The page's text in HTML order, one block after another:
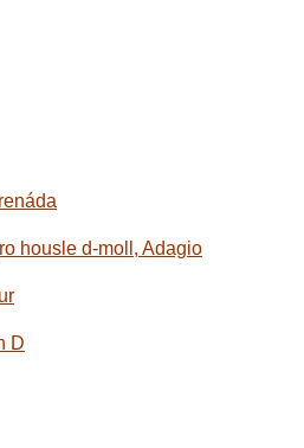
housle d-moll, Adagio
D